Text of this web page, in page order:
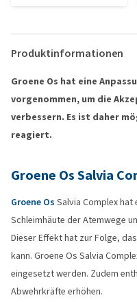
Produktinformationen
Groene Os hat eine
vorgenommen, um die
verbessern. Es ist daher
reagiert.
Groene Os Salvia
Groene Os Salvia Complex hat
Schleimhäute der Atemwege
Dieser Effekt hat zur Folge,
kann. Groene Os Salvia
eingesetzt werden. Zudem
Abwehrkräfte erhöhen.